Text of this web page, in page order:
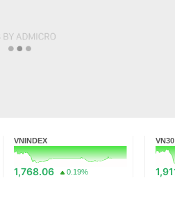
VNINDEX
1,768.06 0.19%
VN30